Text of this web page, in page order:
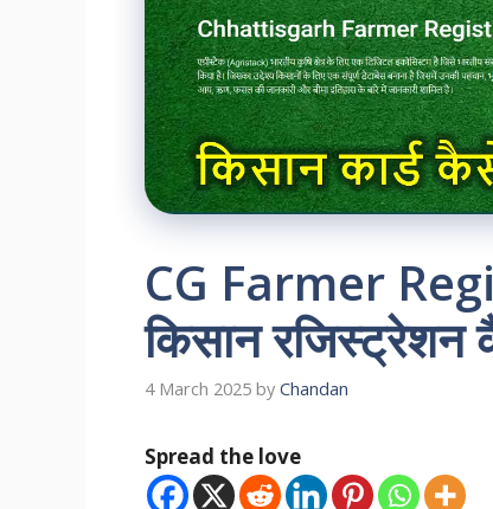
CG Farmer
किसान
4 March 2025 by Chandan
Spread the love